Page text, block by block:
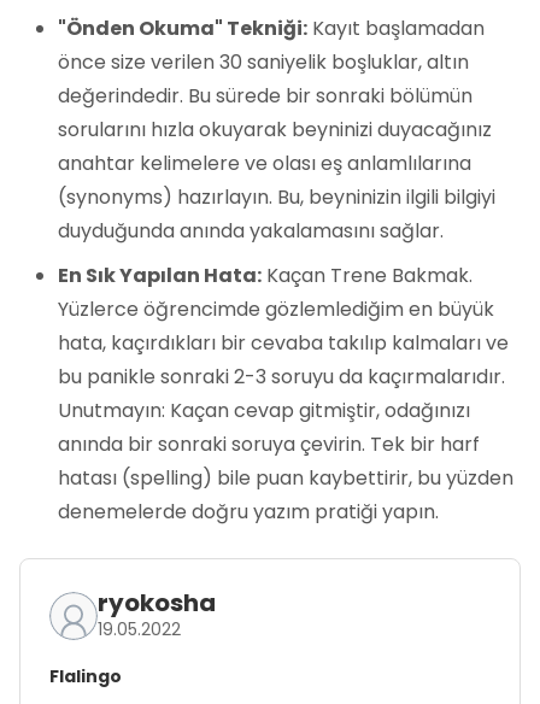
"Önden Okuma" Tekniği: Kayıt başlamadan
önce size verilen 30 saniyelik boşluklar, altın
değerindedir. Bu sürede bir sonraki bölümün
sorularını hızla okuyarak beyninizi duyacağınız
anahtar kelimelere ve olası eş anlamlılarına
(synonyms) hazırlayın. Bu, beyninizin ilgili bilgiyi
duyduğunda anında yakalamasını sağlar.
En Sık Yapılan Hata: Kaçan Trene Bakmak.
Yüzlerce öğrencimde gözlemlediğim en büyük
hata, kaçırdıkları bir cevaba takılıp kalmaları ve
bu panikle sonraki 2-3 soruyu da kaçırmalarıdır.
Unutmayın: Kaçan cevap gitmiştir, odağınızı
anında bir sonraki soruya çevirin. Tek bir harf
hatası (spelling) bile puan kaybettirir, bu yüzden
denemelerde doğru yazım pratiği yapın.
ryokosha
19.05.2022
Flalingo